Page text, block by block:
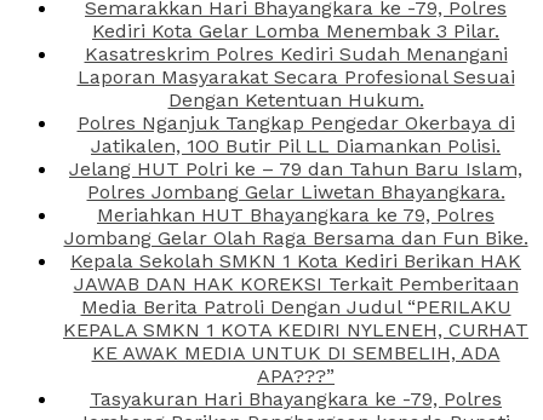
Semarakkan Hari Bhayangkara ke -79, Polres
Kediri Kota Gelar Lomba Menembak 3 Pilar.
Kasatreskrim Polres Kediri Sudah Menangani
Laporan Masyarakat Secara Profesional Sesuai
Dengan Ketentuan Hukum.
Polres Nganjuk Tangkap Pengedar Okerbaya di
Jatikalen, 100 Butir Pil LL Diamankan Polisi.
Jelang HUT Polri ke – 79 dan Tahun Baru Islam,
Polres Jombang Gelar Liwetan Bhayangkara.
Meriahkan HUT Bhayangkara ke 79, Polres
Jombang Gelar Olah Raga Bersama dan Fun Bike.
Kepala Sekolah SMKN 1 Kota Kediri Berikan HAK
JAWAB DAN HAK KOREKSI Terkait Pemberitaan
Media Berita Patroli Dengan Judul “PERILAKU
KEPALA SMKN 1 KOTA KEDIRI NYLENEH, CURHAT
KE AWAK MEDIA UNTUK DI SEMBELIH, ADA
APA???”
Tasyakuran Hari Bhayangkara ke -79, Polres